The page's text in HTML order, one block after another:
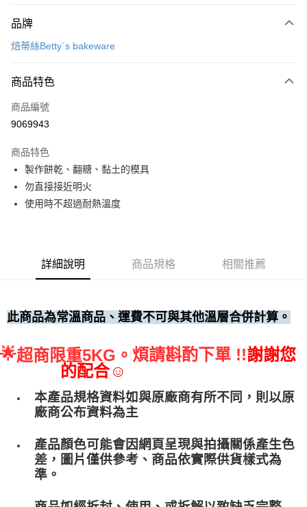
信用卡一次付款
運送方式
• 付款後全家取貨
• 付款後7-11取貨
每筆NT$60，滿NT$699(含以上)免運費
(請點開選項勾選)
品牌
焙蒂絲Betty`s bakeware
商品特色
商品編號
9069943
商品特色
製作餅乾、翻糖、黏土的模具
勿直接接近明火
使用時不超過耐熱溫度
詳細說明 商品規格 相關推薦
此商品為常溫商品、運費不可與其他溫層合併計算。
🌟超商限重5KG。 煩請斟酌下單 !!謝謝您
的配合☺
本產品規格資料如與原廠商有所不同，則以原
廠商公布資料為主
產品顏色可能會因網頁呈現與拍攝關係產生色
差，圖片僅供參考、商品依實際供貨樣式為
準。